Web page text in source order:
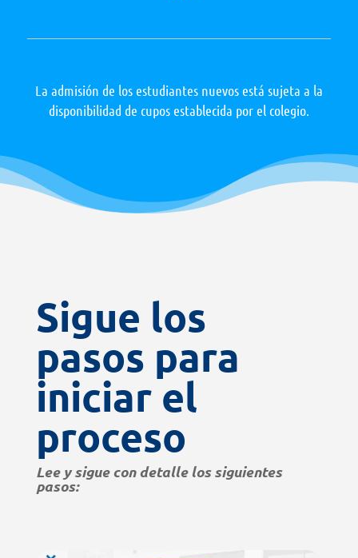
La admisión de los estudiantes nuevos está sujeta a la
disponibilidad de cupos establecida por el colegio.
Sigue los
pasos para
iniciar el
proceso
Lee y sigue con detalle los siguientes
pasos: